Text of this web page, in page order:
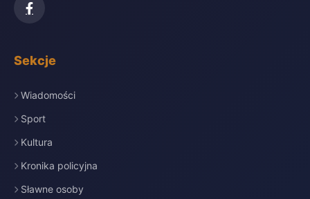
Sekcje
Wiadomości
Sport
Kultura
Kronika policyjna
Sławne osoby